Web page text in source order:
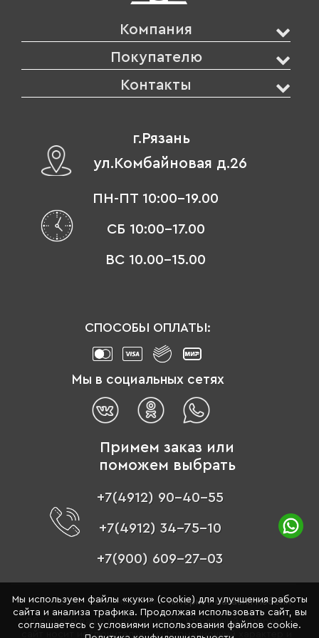
Компания
Покупателю
Контакты
г.Рязань
ул.Комбайновая д.26
ПН-ПТ 10:00-19.00
СБ 10:00-17.00
ВС 10.00-15.00
СПОСОБЫ ОПЛАТЫ:
Мы в социальных сетях
Примем заказ или
поможем выбрать
+7(4912) 90-40-55
+7(4912) 34-75-10
+7(900) 609-27-03
© 1996 - 2026 «Цвет мебели» –интернет-магазин мебели
Обращаем ваше внимание на то, что данный интернет-
сайт носит исключительно информационный характер и
Мы используем файлы «куки» (cookie) для улучшения работы
сайта и анализа трафика. Продолжая использовать сайт, вы
соглашаетесь с условиями использования файлов cookie.